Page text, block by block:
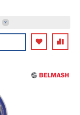
?